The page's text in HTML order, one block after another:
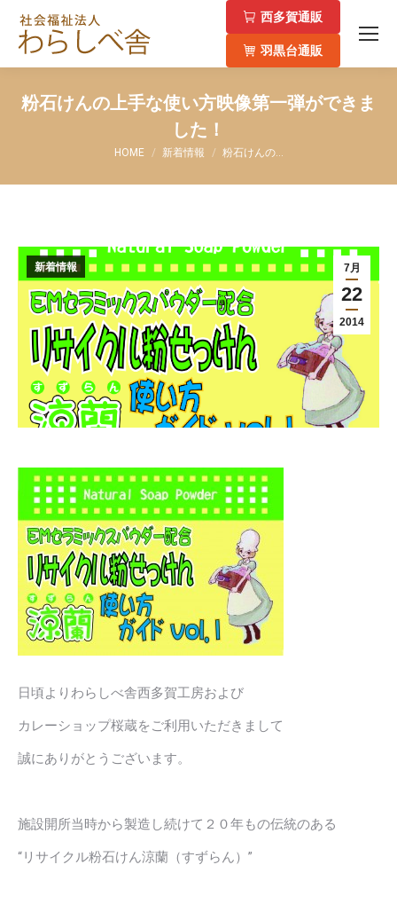
西多賀通販
羽黒台通販
粉石けんの上手な使い方映像第一弾ができま
した！
You are here:
HOME 新着情報 粉石けんの…
7月
22
2014
新着情報
日頃よりわらしべ舎西多賀工房および
カレーショップ桜蔵をご利用いただきまして
誠にありがとうございます。
施設開所当時から製造し続けて２０年もの伝統のある
“リサイクル粉石けん涼蘭（すずらん）”